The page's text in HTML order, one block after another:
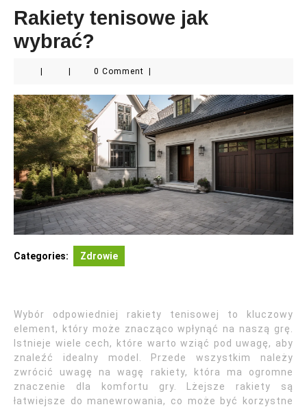
Rakiety tenisowe jak
wybrać?
0 Comment
Categories: Zdrowie
Wybór odpowiedniej rakiety tenisowej to kluczowy
element, który może znacząco wpłynąć na naszą grę.
Istnieje wiele cech, które warto wziąć pod uwagę, aby
znaleźć idealny model. Przede wszystkim należy
zwrócić uwagę na wagę rakiety, która ma ogromne
znaczenie dla komfortu gry. Lżejsze rakiety są
łatwiejsze do manewrowania, co może być korzystne